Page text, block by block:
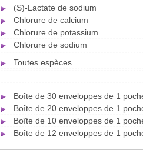
(S)-Lactate de sodium
Chlorure de calcium
Chlorure de potassium
Chlorure de sodium
Toutes espèces
Boîte de 30 enveloppes de 1
Boîte de 20 enveloppes de 1
Boîte de 10 enveloppes de 1
Boîte de 12 enveloppes de 1